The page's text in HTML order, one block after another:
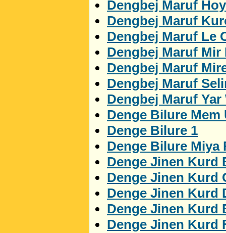
Dengbej Maruf
Dengbej Maruf
Dengbej Maruf Le
Dengbej Maruf Mir
Dengbej Maruf
Dengbej Maruf
Dengbej Maruf Yar
Denge Bilure Mem
Denge Bilure 1
Denge Bilure Miya
Denge Jinen Kurd
Denge Jinen Kurd
Denge Jinen Kurd
Denge Jinen Kurd
Denge Jinen Kurd